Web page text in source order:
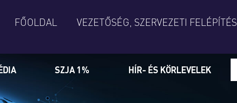
FŐOLDAL VEZETŐSÉG, SZERVEZETI FELÉPÍTÉS
SZJA 1% HÍR- ÉS KÖRLEVELEK